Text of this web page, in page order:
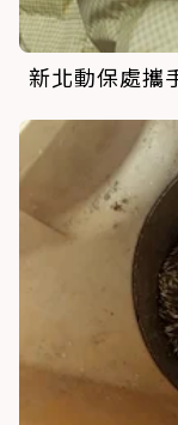
新北動保處攜